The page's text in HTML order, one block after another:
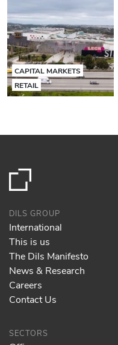
CAPITAL MARKETS
RETAIL
DILS GROUP
International
This is us
The Dils Manifesto
News & Research
Careers
Contact Us
SECTORS